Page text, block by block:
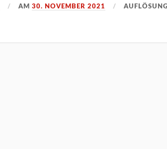
AM30. NOVEMBER 2021